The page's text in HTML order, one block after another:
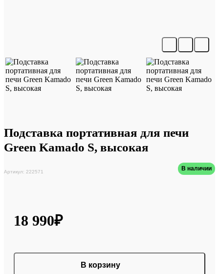
Подставка портативная для печи
Green Kamado S, высокая
Артикул: 222571 В наличии
18 990₽
В корзину